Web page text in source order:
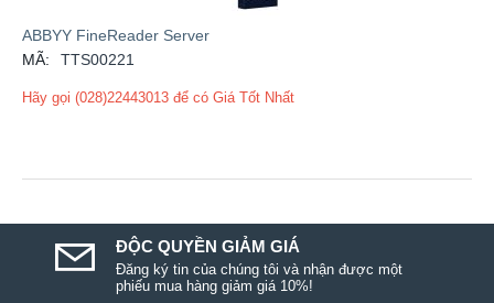
ABBYY FineReader Server
MÃ:
TTS00221
Hãy gọi (028)22443013 để có Giá Tốt Nhất
ĐỘC QUYỀN GIẢM GIÁ
Đăng ký tin của chúng tôi và nhận được một
phiếu mua hàng giảm giá 10%!